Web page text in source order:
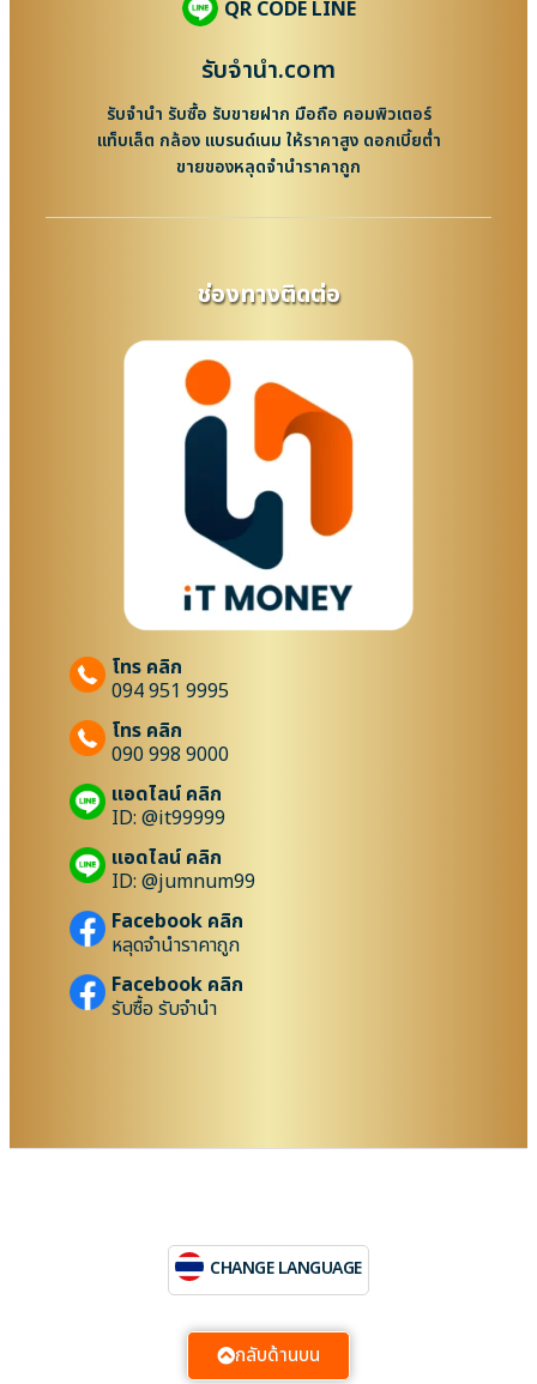
QR CODE LINE
รับจํานํา.com
รับจำนำ รับซื้อ รับขายฝาก มือถือ คอมพิวเตอร์
แท็บเล็ต กล้อง แบรนด์เนม ให้ราคาสูง ดอกเบี้ยต่ำ
ขายของหลุดจำนำราคาถูก
ช่องทางติดต่อ
โทร คลิก
094 951 9995
โทร คลิก
090 998 9000
แอดไลน์ คลิก
ID: @it99999
แอดไลน์ คลิก
ID: @jumnum99
Facebook คลิก
หลุดจำนำราคาถูก
Facebook คลิก
รับซื้อ รับจำนำ
CHANGE LANGUAGE
กลับด้านบน